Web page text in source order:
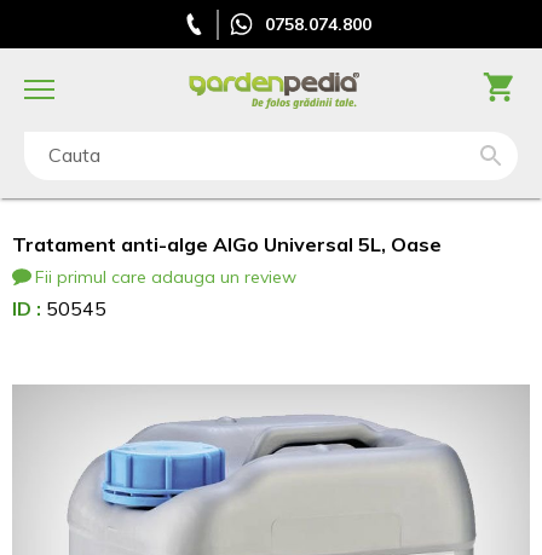
0758.074.800
Cauta
Tratament anti-alge AlGo Universal 5L, Oase
Fii primul care adauga un review
ID : 50545